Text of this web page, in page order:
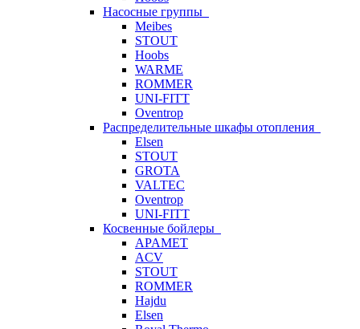
Насосные группы
Meibes
STOUT
Hoobs
WARME
ROMMER
UNI-FITT
Oventrop
Распределительные шкафы отопления
Elsen
STOUT
GROTA
VALTEC
Oventrop
UNI-FITT
Косвенные бойлеры
APAMET
ACV
STOUT
ROMMER
Hajdu
Elsen